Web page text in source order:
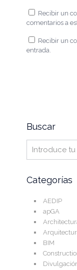
Recibir un
comentarios a
Recibir un
entrada.
Buscar
Categorías
AEDIP
apGA
BIM